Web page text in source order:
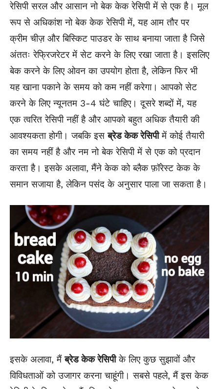
रेसिपी सरल और आसान नो बेक केक रेसिपी में से एक है। मूल
रूप से अधिकांश नो बेक केक रेसिपी में, यह आम तौर पर
क्रीम चीज़ और बिस्किट पाउडर के साथ बनाया जाता है जिसे
अंततः रेफ्रिजरेटर में सेट करने के लिए रखा जाता है। इसलिए
बेक करने के लिए ओवन का उपयोग होता है, लेकिन फिर भी
यह खाना पकाने के समय को कम नहीं करेगा। आपको सेट
करने के लिए न्यूनतम 3-4 घंटे चाहिए। दूसरे शब्दों में, यह
एक त्वरित रेसिपी नहीं है और आपको बहुत अधिक तैयारी की
आवश्यकता होगी। जबकि इसब्रेड केक रेसिपीमें कोई तैयारी
का समय नहीं है और नम नो बेक रेसिपी में से एक को प्रदान
करता है। इसके अलावा, मैंने केक को ब्लैक फ़ॉरेस्ट केक के
समान सजाया है, लेकिन पसंद के अनुसार पाला जा सकता है।
इसके अलावा, मैंब्रेड केक रेसिपीके लिए कुछ सुझावों और
विविधताओं को उजागर करना चाहूंगी। सबसे पहले, मैं इस केक